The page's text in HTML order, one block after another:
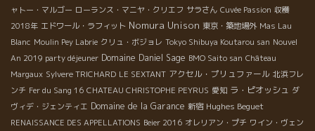
ャトー・マルゴー ローランス・マニヤ・クリエフ サラさん Cuvée Passion 収穫
2018年 エドワール・ラフィット Nomura Unison 東京・築地場外 Mas Lau
Blanc Moulin Pey Labrie クリュ・ボジョレ Tokyo Shibuya Koutarou san Nouvel
An 2019 party déjeuner Domaine Daniel Sage BMO Saito san Château
Margaux Sylvere TRICHARD LE SEXTANT アクセル・プリュファール 北浜フレ
ンチ Fer du Sang 16 CHATEAU CHRISTOPHE PEYRUS 愛知 ラ・ピオッシュ ダ
ヴィデ・ジェンティエ Domaine de la Garance 新宿 Hughes Beguet
RENAISSANCE DES APPELLATIONS Beier 2016 オレリアン・プチ ワイン・ヴェン